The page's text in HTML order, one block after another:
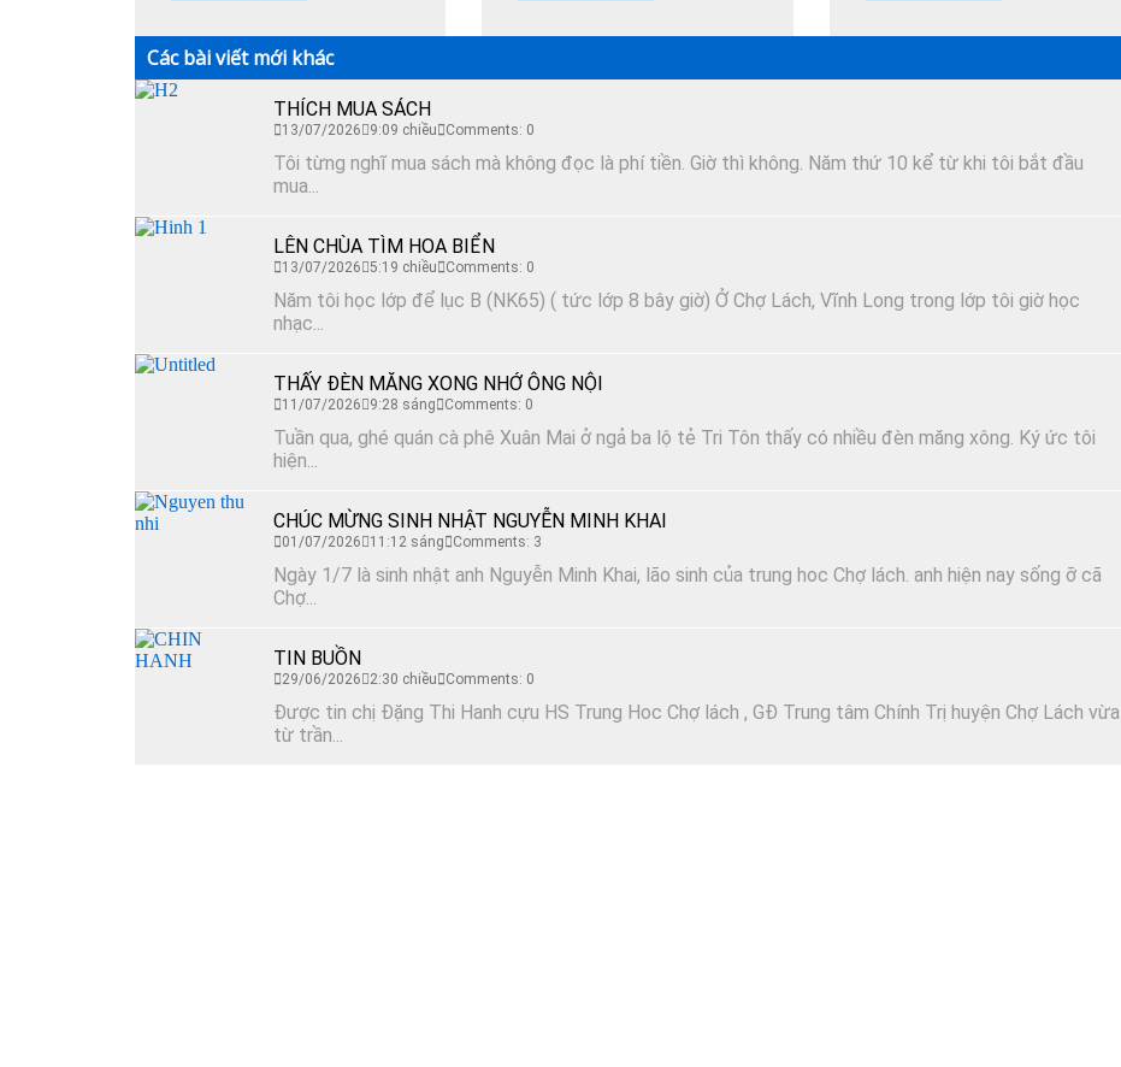
Các bài viết mới khác
THÍCH MUA SÁCH
13/07/2026 9:09 chiều Comments: 0
Tôi từng nghĩ mua sách mà không đọc là phí tiền. Giờ thì không. Năm thứ 10 kể từ khi tôi bắt đầu
mua...
LÊN CHÙA TÌM HOA BIỂN
13/07/2026 5:19 chiều Comments: 0
Năm tôi học lớp để lục B (NK65) ( tức lớp 8 bây giờ) Ở Chợ Lách, Vĩnh Long trong lớp tôi giờ học
nhạc...
THẤY ĐÈN MĂNG XONG NHỚ ÔNG NỘI
11/07/2026 9:28 sáng Comments: 0
Tuần qua, ghé quán cà phê Xuân Mai ở ngả ba lộ tẻ Tri Tôn thấy có nhiều đèn măng xông. Ký ức tôi
hiện...
CHÚC MỪNG SINH NHẬT NGUYỄN MINH KHAI
01/07/2026 11:12 sáng Comments: 3
Ngày 1/7 là sinh nhật anh Nguyễn Minh Khai, lão sinh của trung hoc Chợ lách. anh hiện nay sống ỡ cã
Chợ...
TIN BUỒN
29/06/2026 2:30 chiều Comments: 0
Được tin chị Đặng Thi Hanh cựu HS Trung Hoc Chợ lách , GĐ Trung tâm Chính Trị huyện Chợ Lách vừa
từ trần...